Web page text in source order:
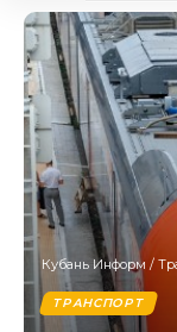
Кубань Информ /
ТРАНСПОРТ